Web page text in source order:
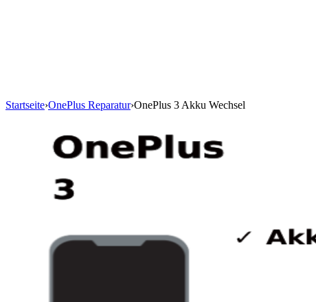
Startseite›OnePlus Reparatur›OnePlus 3 Akku Wechsel